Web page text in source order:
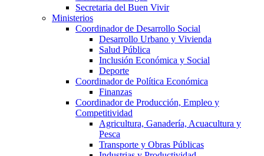
Secretaria del Buen Vivir
Ministerios
Coordinador de Desarrollo Social
Desarrollo Urbano y Vivienda
Salud Pública
Inclusión Económica y Social
Deporte
Coordinador de Política Económica
Finanzas
Coordinador de Producción, Empleo y
Competitividad
Agricultura, Ganadería, Acuacultura y
Pesca
Transporte y Obras Públicas